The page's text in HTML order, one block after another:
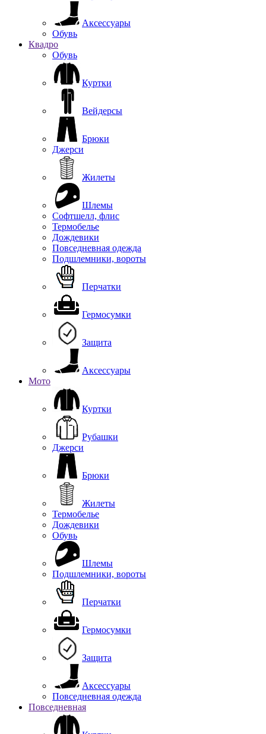
Аксессуары
Обувь
Квадро
Обувь
Куртки
Вейдерсы
Брюки
Джерси
Жилеты
Шлемы
Софтшелл, флис
Термобелье
Дождевики
Повседневная одежда
Подшлемники, вороты
Перчатки
Гермосумки
Защита
Аксессуары
Мото
Куртки
Рубашки
Джерси
Брюки
Жилеты
Термобелье
Дождевики
Обувь
Шлемы
Подшлемники, вороты
Перчатки
Гермосумки
Защита
Аксессуары
Повседневная одежда
Повседневная